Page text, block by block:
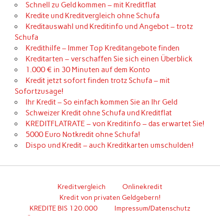
Schnell zu Geld kommen – mit Kreditflat
Kredite und Kreditvergleich ohne Schufa
Kreditauswahl und Kreditinfo und Angebot – trotz
Schufa
Kredithilfe – Immer Top Kreditangebote finden
Kreditarten – verschaffen Sie sich einen Überblick
1.000 € in 30 Minuten auf dem Konto
Kredit jetzt sofort finden trotz Schufa – mit
Sofortzusage!
Ihr Kredit – So einfach kommen Sie an Ihr Geld
Schweizer Kredit ohne Schufa und Kreditflat
KREDITFLATRATE – von Kreditinfo – das erwartet Sie!
5000 Euro Notkredit ohne Schufa!
Dispo und Kredit – auch Kreditkarten umschulden!
Kreditvergleich
Onlinekredit
Kredit von privaten Geldgebern!
KREDITE BIS 120.000
Impressum/Datenschutz